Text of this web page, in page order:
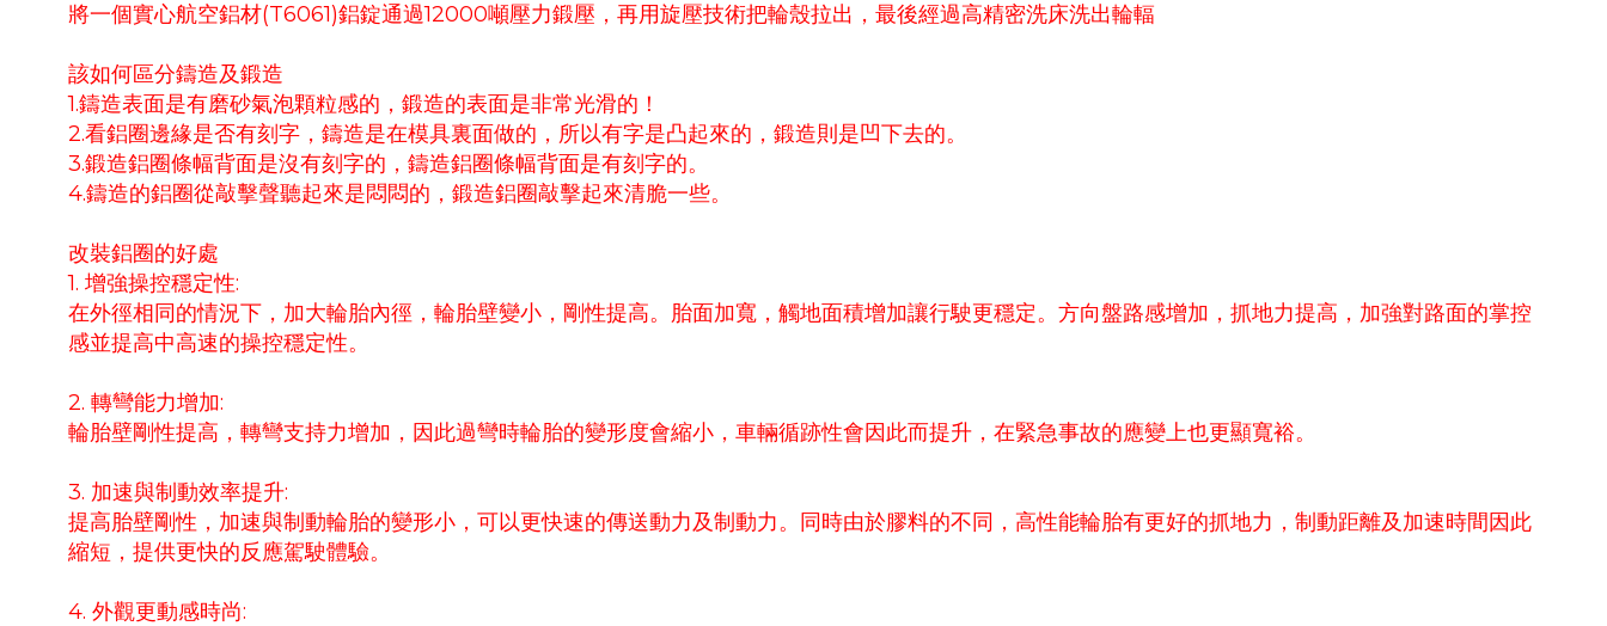
將一個實心航空鋁材(T6061)鋁錠通過12000噸壓力鍛壓，再用旋壓技術把輪殼拉出，最後經過高精密洗床洗出輪輻
該如何區分鑄造及鍛造
1.鑄造表面是有磨砂氣泡顆粒感的，鍛造的表面是非常光滑的！
2.看鋁圈邊緣是否有刻字，鑄造是在模具裏面做的，所以有字是凸起來的，鍛造則是凹下去的。
3.鍛造鋁圈條幅背面是沒有刻字的，鑄造鋁圈條幅背面是有刻字的。
4.鑄造的鋁圈從敲擊聲聽起來是悶悶的，鍛造鋁圈敲擊起來清脆一些。
改裝鋁圈的好處
1. 增強操控穩定性:
在外徑相同的情況下，加大輪胎內徑，輪胎壁變小，剛性提高。胎面加寬，觸地面積增加讓行駛更穩定。方向盤路感增加，抓地力提高，加強對路面的掌控
感並提高中高速的操控穩定性。
2. 轉彎能力增加:
輪胎壁剛性提高，轉彎支持力增加，因此過彎時輪胎的變形度會縮小，車輛循跡性會因此而提升，在緊急事故的應變上也更顯寬裕。
3. 加速與制動效率提升:
提高胎壁剛性，加速與制動輪胎的變形小，可以更快速的傳送動力及制動力。同時由於膠料的不同，高性能輪胎有更好的抓地力，制動距離及加速時間因此
縮短，提供更快的反應駕駛體驗。
4. 外觀更動感時尚: